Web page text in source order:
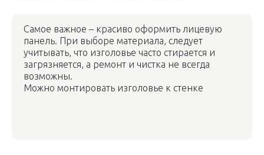
Самое важное – красиво оформить лицевую
панель. При выборе материала, следует
учитывать, что изголовье часто стирается и
загрязняется, а ремонт и чистка не всегда
возможны.
Можно монтировать изголовье к стенке